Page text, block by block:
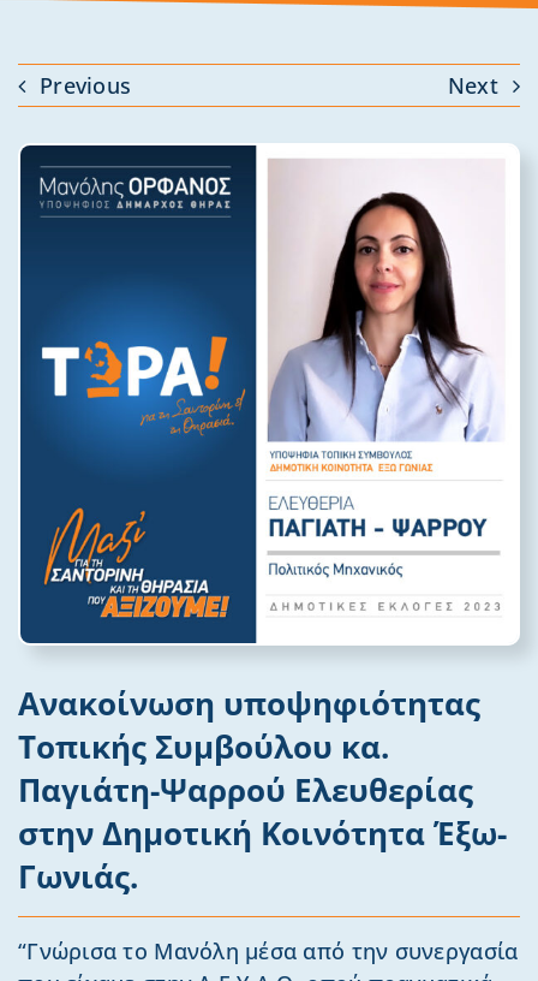
Previous Next
Ανακοίνωση υποψηφιότητας
Τοπικής Συμβούλου κα.
Παγιάτη-Ψαρρού Ελευθερίας
στην Δημοτική Κοινότητα Έξω-
Γωνιάς.
“Γνώρισα το Μανόλη μέσα από την συνεργασία